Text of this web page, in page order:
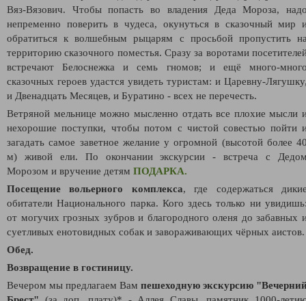
Вяз-Вязович. Чтобы попасть во владения Деда Мороза,
непременно поверить в чудеса, окунуться в сказочный мир
обратиться к волшебным рыцарям с просьбой пропустить
территорию сказочного поместья. Сразу за воротами
встречают Белоснежка и семь гномов; и ещё много-
сказочных героев удастся увидеть туристам: и Царевну-
и Двенадцать Месяцев, и Буратино - всех не перечесть.
Ветряной мельнице можно мысленно отдать все плохие мысли
нехорошие поступки, чтобы потом с чистой совестью пойти
загадать самое заветное желание у огромной (высотой более
м) живой ели. По окончании экскурсии - встреча с
Морозом и вручение детям ПОДАРКА.
Посещение вольерного комплекса, где содержаться
обитатели Национального парка. Кого здесь только ни
от могучих грозных зубров и благородного оленя до забавных
суетливых енотовидных собак и завораживающих чёрных аистов.
Обед.
Возвращение в гостиницу.
Вечером мы предлагаем Вам пешеходную экскурсию